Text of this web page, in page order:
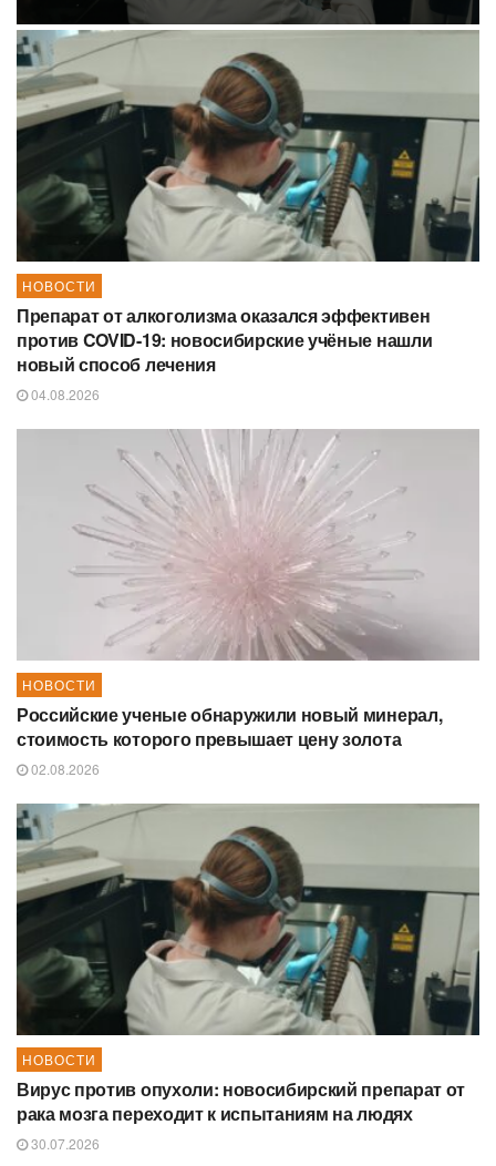
НОВОСТИ
Препарат от алкоголизма оказался эффективен
против COVID-19: новосибирские учёные нашли
новый способ лечения
04.08.2026
НОВОСТИ
Российские ученые обнаружили новый минерал,
стоимость которого превышает цену золота
02.08.2026
НОВОСТИ
Вирус против опухоли: новосибирский препарат от
рака мозга переходит к испытаниям на людях
30.07.2026